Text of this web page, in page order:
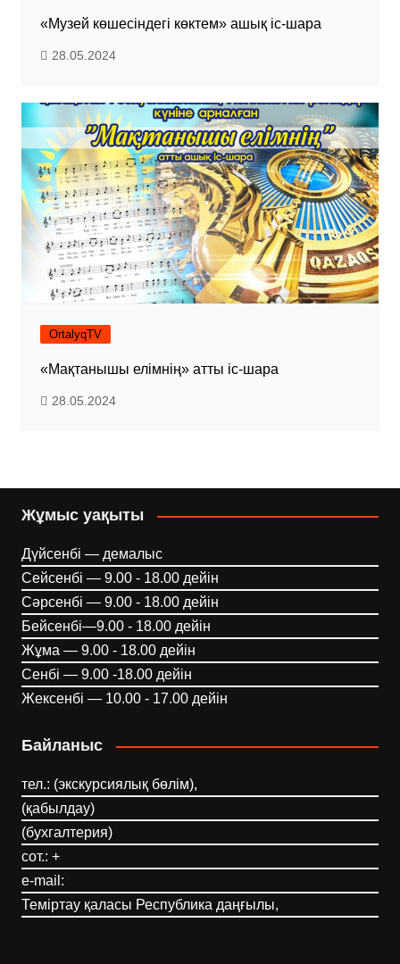
«Музей көшесіндегі көктем» ашық іс-шара
28.05.2024
OrtalyqTV
«Мақтанышы елімнің» атты іс-шара
28.05.2024
Жұмыс уақыты
Дүйсенбі — демалыс
Сейсенбі — 9.00 - 18.00 дейін
Сәрсенбі — 9.00 - 18.00 дейін
Бейсенбі—9.00 - 18.00 дейін
Жұма — 9.00 - 18.00 дейін
Сенбі — 9.00 -18.00 дейін
Жексенбі — 10.00 - 17.00 дейін
Байланыс
тел.: (экскурсиялық бөлім),
(қабылдау)
(бухгалтерия)
сот.: +
e-mail:
Теміртау қаласы Республика даңғылы,